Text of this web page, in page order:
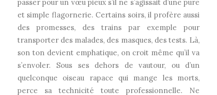
passer pour un vœu pieux s’il ne s’agissait d’une pure
et simple flagornerie. Certains soirs, il profère aussi
des promesses, des trains par exemple pour
transporter des malades, des masques, des tests. Là,
son ton devient emphatique, on croit même qu’il va
s’envoler. Sous ses dehors de vautour, ou d’un
quelconque oiseau rapace qui mange les morts,
perce sa technicité toute professionnelle. Ne